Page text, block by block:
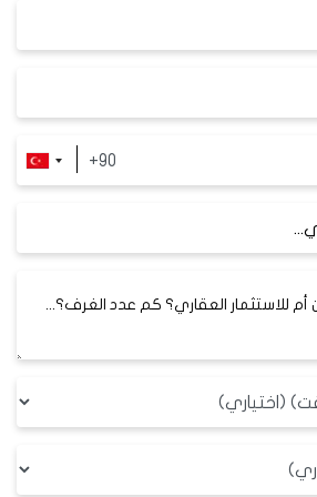
سعرٍ منخفضٍ تقريباً عن غيرها من المدن
وكطرابزون وأنطاليا وبورصة
تركيا :
الأسعار بسبب اختلاف الأسباب
الأسباب بعد، وقد تجد مشاريع ذو
ولكن أسعار الشقق في تركيا
منخفضة نسبياً إن قارناها
شققٍ جميلة ومحترمة في إسطنبول
إسطنبول من أفضل مدن تركيا
الأسعار الأقل في مدنٍ أخرى
دائماً.